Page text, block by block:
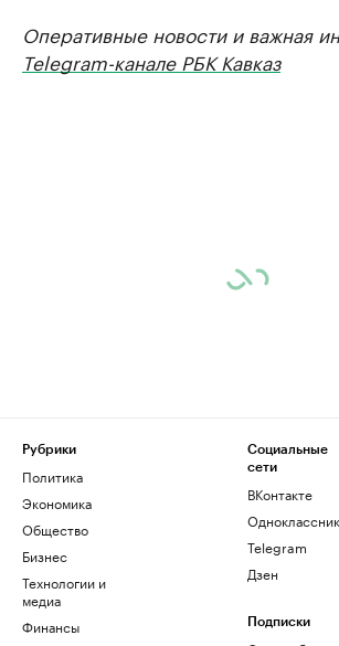
Оперативные новости и важная
Telegram-канале РБК Кавказ
Рубрики
Политика
Экономика
Общество
Бизнес
Технологии и
медиа
Финансы
Социальные
сети
ВКонтакте
Telegram
Дзен
Подписки